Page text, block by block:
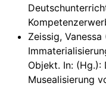
Zeissig,
Objekt. In: (Hg.):
Musealisierung